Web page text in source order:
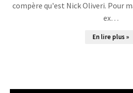
compère qu'est Nick Oliveri. Pour
ex…
En lire plus »